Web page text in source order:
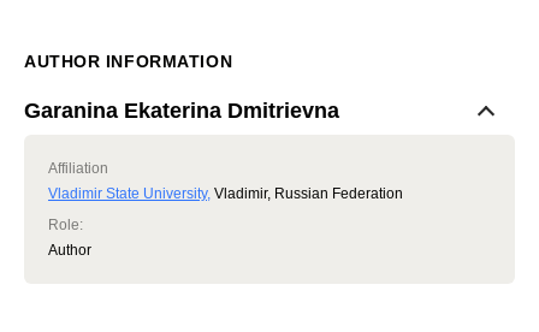
AUTHOR INFORMATION
Garanina Ekaterina Dmitrievna
Affiliation
Vladimir State University, Vladimir, Russian Federation
Role:
Author